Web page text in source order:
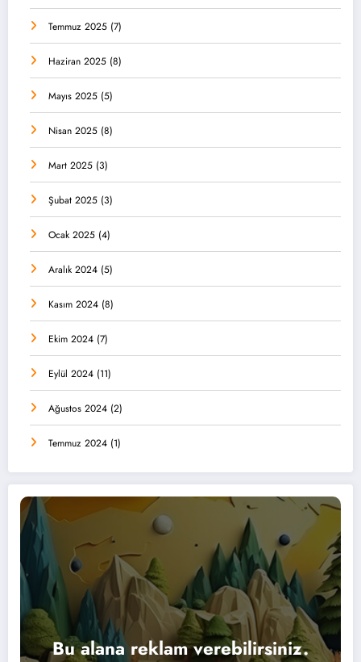
Temmuz 2025 (7)
Haziran 2025 (8)
Mayıs 2025 (5)
Nisan 2025 (8)
Mart 2025 (3)
Şubat 2025 (3)
Ocak 2025 (4)
Aralık 2024 (5)
Kasım 2024 (8)
Ekim 2024 (7)
Eylül 2024 (11)
Ağustos 2024 (2)
Temmuz 2024 (1)
Bu alana reklam verebilirsiniz.